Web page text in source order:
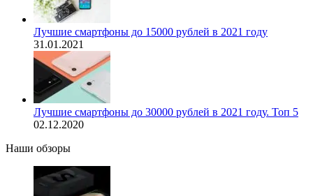
Лучшие смартфоны до 15000 рублей в 2021 году
31.01.2021
Лучшие смартфоны до 30000 рублей в 2021 году. Топ 5
02.12.2020
Наши обзоры